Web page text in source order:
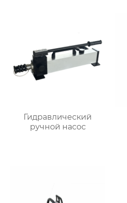
Гидравлический
ручной насос